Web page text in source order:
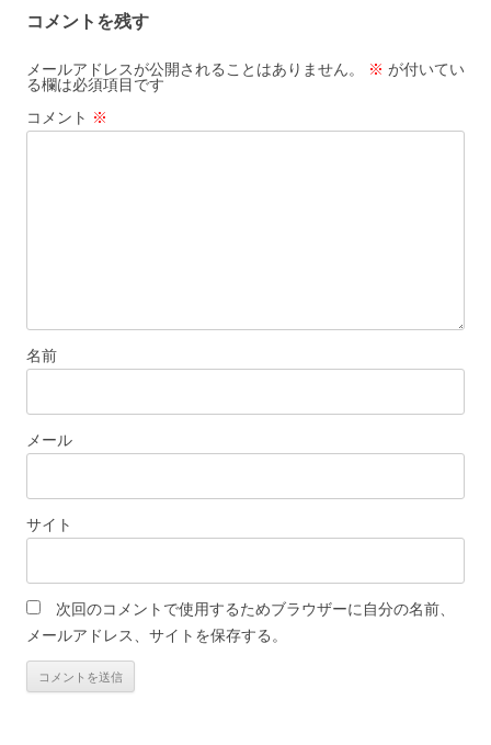
ゲ
ー
シ
ョ
コメントを残す
メールアドレスが公開されることはありません。 ※ が付いてい
る欄は必須項目です
コメント ※
名前
メール
サイト
次回のコメントで使用するためブラウザーに自分の名前、
メールアドレス、サイトを保存する。